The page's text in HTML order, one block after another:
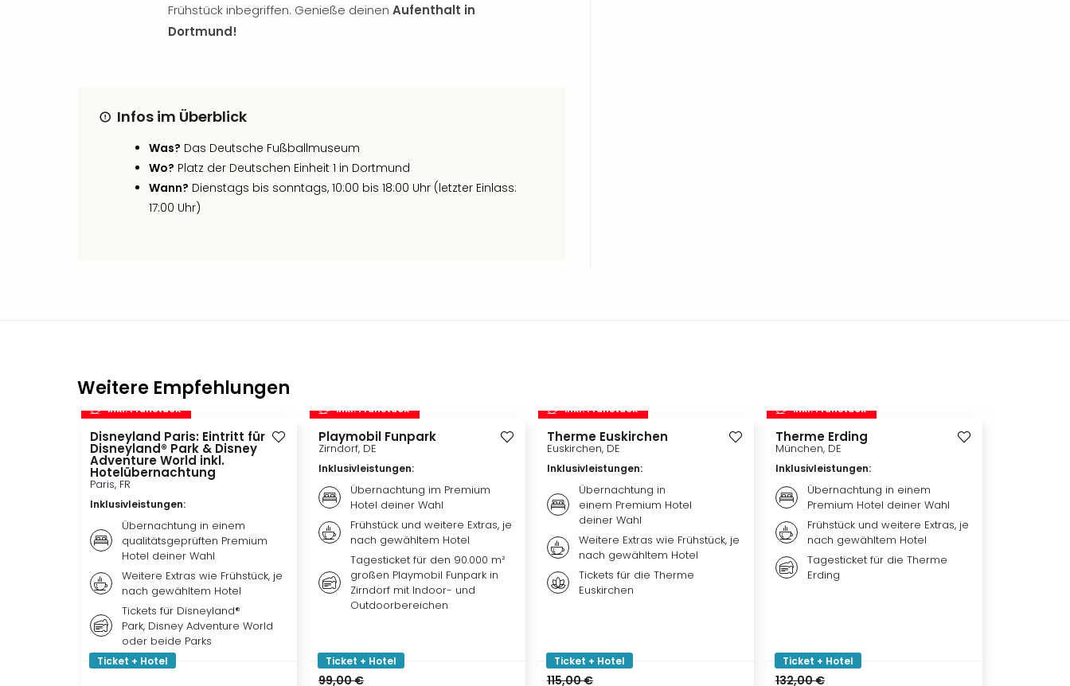
Frühstück inbegriffen. Genieße deinen Aufenthalt in
Dortmund!
Infos im Überblick
Was? Das Deutsche Fußballmuseum
Wo? Platz der Deutschen Einheit 1 in Dortmund
Wann? Dienstags bis sonntags, 10:00 bis 18:00 Uhr (letzter Einlass:
17:00 Uhr)
Weitere Empfehlungen
inkl. Frühstück
Disneyland Paris: Eintritt für
Disneyland® Park & Disney
Adventure World inkl.
Hotelübernachtung
Paris, FR
Inklusivleistungen:
Übernachtung in einem
qualitätsgeprüften Premium
Hotel deiner Wahl
Weitere Extras wie Frühstück, je
nach gewähltem Hotel
Tickets für Disneyland®
Park, Disney Adventure World
oder beide Parks
Ticket + Hotel
inkl. Frühstück
Playmobil Funpark
Zirndorf, DE
Inklusivleistungen:
Übernachtung im Premium
Hotel deiner Wahl
Frühstück und weitere Extras, je
nach gewähltem Hotel
Tagesticket für den 90.000 m²
großen Playmobil Funpark in
Zirndorf mit Indoor- und
Outdoorbereichen
Ticket + Hotel
99,00 €
inkl. Frühstück
Therme Euskirchen
Euskirchen, DE
Inklusivleistungen:
Übernachtung in
einem Premium Hotel
deiner Wahl
Weitere Extras wie Frühstück, je
nach gewähltem Hotel
Tickets für die Therme
Euskirchen
Ticket + Hotel
115,00 €
inkl. Frühstück
Therme Erding
München, DE
Inklusivleistungen:
Übernachtung in einem
Premium Hotel deiner Wahl
Frühstück und weitere Extras, je
nach gewähltem Hotel
Tagesticket für die Therme
Erding
Ticket + Hotel
132,00 €